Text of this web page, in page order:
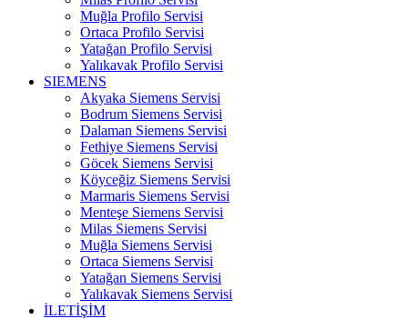
Muğla Profilo Servisi
Ortaca Profilo Servisi
Yatağan Profilo Servisi
Yalıkavak Profilo Servisi
SIEMENS
Akyaka Siemens Servisi
Bodrum Siemens Servisi
Dalaman Siemens Servisi
Fethiye Siemens Servisi
Göcek Siemens Servisi
Köyceğiz Siemens Servisi
Marmaris Siemens Servisi
Menteşe Siemens Servisi
Milas Siemens Servisi
Muğla Siemens Servisi
Ortaca Siemens Servisi
Yatağan Siemens Servisi
Yalıkavak Siemens Servisi
İLETİŞİM